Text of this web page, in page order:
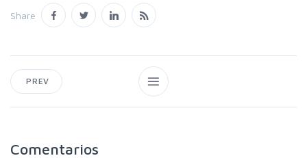
Share
PREV
Comentarios